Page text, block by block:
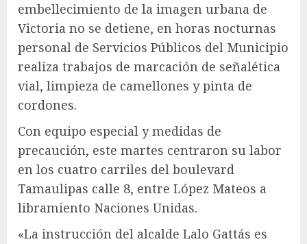
embellecimiento de la imagen urbana de
Victoria no se detiene, en horas nocturnas
personal de Servicios Públicos del Municipio
realiza trabajos de marcación de señalética
vial, limpieza de camellones y pinta de
cordones.
Con equipo especial y medidas de
precaución, este martes centraron su labor
en los cuatro carriles del boulevard
Tamaulipas calle 8, entre López Mateos a
libramiento Naciones Unidas.
«La instrucción del alcalde Lalo Gattás es